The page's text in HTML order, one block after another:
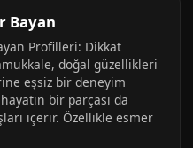
Bayan
Profilleri: Dikkat
doğal güzellikleri
eşsiz bir deneyim
bir parçası da
içerir. Özellikle esmer